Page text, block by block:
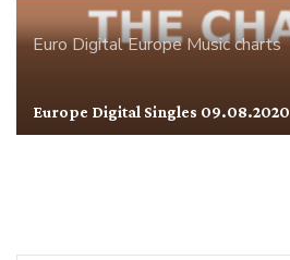
Euro DigitalEuropeMusic charts
Europe Digital Singles 09.08.2020